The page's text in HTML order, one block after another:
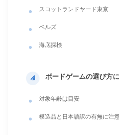
スコットランドヤード東京
ベルズ
海底探検
ボードゲームの選び方
対象年齢は目安
模造品と日本語訳の有無に注